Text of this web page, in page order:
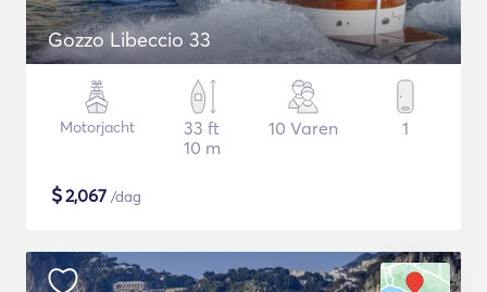
Gozzo Libeccio 33
Motorjacht
33 ft
10 m
10 Varen 1
$2,067 /dag